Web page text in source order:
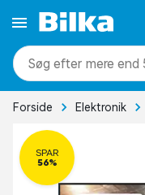
mere end
Forside Elektronik
SPAR
56%